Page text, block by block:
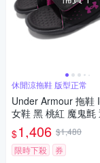
休閒涼拖鞋 版型正常
Under Armour 拖鞋
女鞋 黑 桃紅 魔鬼氈
UA 3026027002
$1,406 $1,480
限時下殺
券